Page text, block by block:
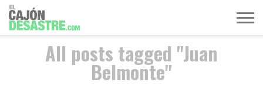
MÚSICA
TELEVISIÓN
POLÍTICA
ACTUALIDAD
EUROVISIÓN
All posts tagged "Juan
Belmonte"